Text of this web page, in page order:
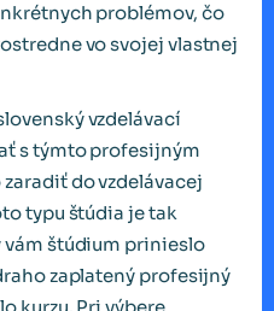
problémov, čo
vo svojej vlastnej
vzdelávací
s týmto profesijným
do vzdelávacej
typu štúdia je tak
vám štúdium prinieslo
zaplatený profesijný